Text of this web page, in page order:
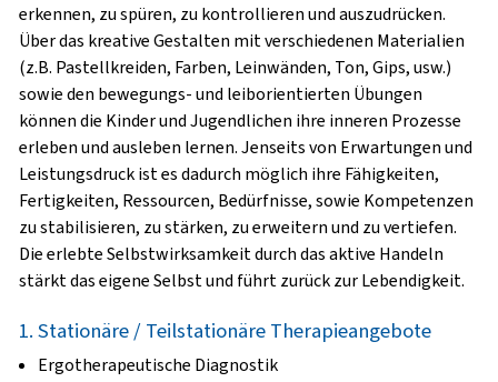
erkennen, zu spüren, zu kontrollieren und auszudrücken.
Über das kreative Gestalten mit verschiedenen Materialien
(z.B. Pastellkreiden, Farben, Leinwänden, Ton, Gips, usw.)
sowie den bewegungs- und leiborientierten Übungen
können die Kinder und Jugendlichen ihre inneren Prozesse
erleben und ausleben lernen. Jenseits von Erwartungen und
Leistungsdruck ist es dadurch möglich ihre Fähigkeiten,
Fertigkeiten, Ressourcen, Bedürfnisse, sowie Kompetenzen
zu stabilisieren, zu stärken, zu erweitern und zu vertiefen.
Die erlebte Selbstwirksamkeit durch das aktive Handeln
stärkt das eigene Selbst und führt zurück zur Lebendigkeit.
1. Stationäre / Teilstationäre Therapieangebote
Ergotherapeutische Diagnostik